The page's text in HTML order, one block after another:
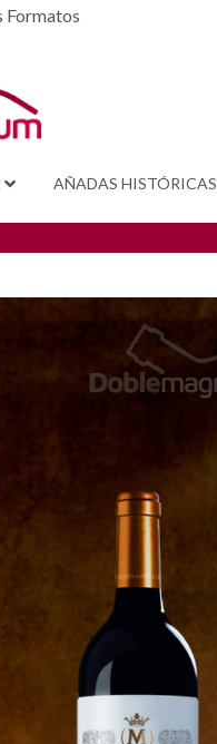
Formatos
AÑADAS HISTÓRICAS